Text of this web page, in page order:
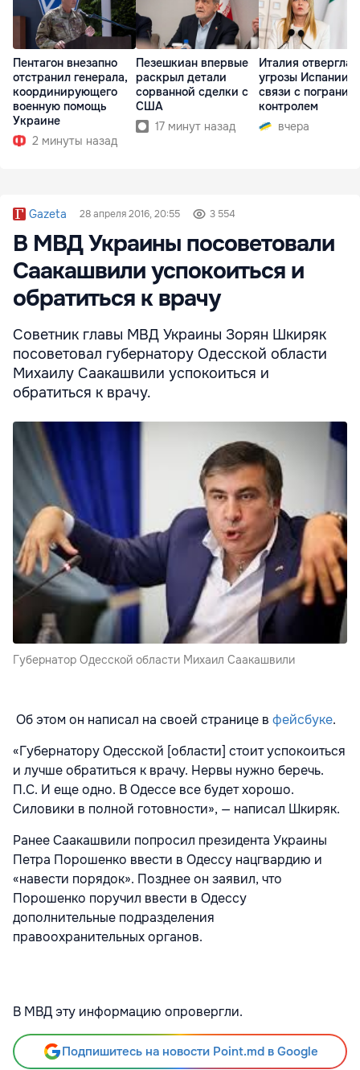
Пентагон внезапно
отстранил генерала,
координирующего
военную помощь
Украине
2 минуты назад
Пезешкиан впервые
раскрыл детали
сорванной сделки с
США
17 минут назад
Италия отвергла
угрозы Испании в
связи с
контролем
вчера
Gazeta 28 апреля 2016, 20:55 3 554
В МВД Украины посоветовали
Саакашвили успокоиться и
обратиться к врачу
Советник главы МВД Украины Зорян Шкиряк
посоветовал губернатору Одесской области
Михаилу Саакашвили успокоиться и
обратиться к врачу.
Губернатор Одесской области Михаил Саакашвили
Об этом он написал на своей странице в фейсбуке.
«Губернатору Одесской [области] стоит успокоиться
и лучше обратиться к врачу. Нервы нужно беречь.
П.С. И еще одно. В Одессе все будет хорошо.
Силовики в полной готовности», — написал Шкиряк.
Ранее Саакашвили попросил президента Украины
Петра Порошенко ввести в Одессу нацгвардию и
«навести порядок». Позднее он заявил, что
Порошенко поручил ввести в Одессу
дополнительные подразделения
правоохранительных органов.
В МВД эту информацию опровергли.
Подпишитесь на новости Point.md в Google